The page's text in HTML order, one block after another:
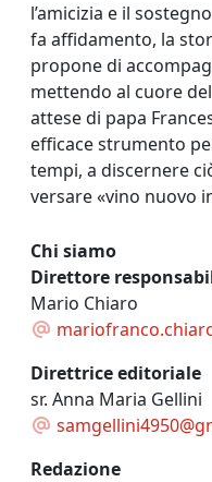
l’amicizia e il
fa affidamento, la
propone di
mettendo al cuore
attese di papa
efficace strumento
tempi, a discernere
versare «vino nuovo
Chi siamo
Direttore
Mario Chiaro
Direttrice editoriale
sr. Anna Maria Gellini
Redazione